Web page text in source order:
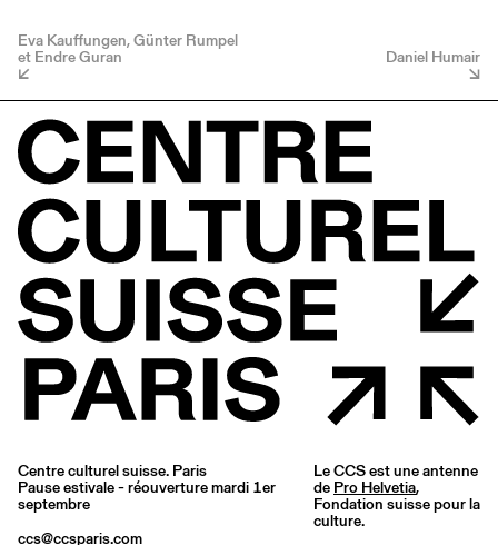
Eva Kauffungen, Günter Rumpel
et Endre Guran Daniel Humair
Centre culturel suisse. Paris
Pause estivale - réouverture mardi 1er
septembre
ccs@ccsparis.com
Le CCS est une antenne
de Pro Helvetia,
Fondation suisse pour la
culture.